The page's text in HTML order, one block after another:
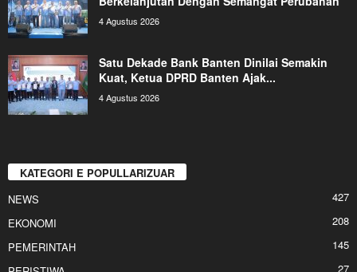
4 Agustus 2026
Satu Dekade Bank Banten Dinilai Semakin
Kuat, Ketua DPRD Banten Ajak...
4 Agustus 2026
KATEGORI E POPULLARIZUAR
NEWS
427
EKONOMI
208
PEMERINTAH
145
27